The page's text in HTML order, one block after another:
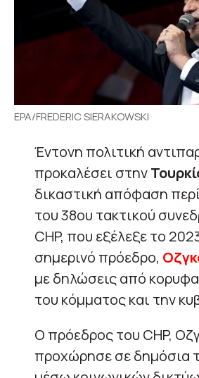
EPA/FREDERIC SIERAKOWSKI
Έντονη πολιτική
προκαλέσει στην
δικαστική απόφαση
του 38ου τακτικού
CHP, που εξέλεξε το
σημερινό πρόεδρο,
με δηλώσεις από
του κόμματος και την
Ο πρόεδρος του CHP,
προχώρησε σε δημόσια